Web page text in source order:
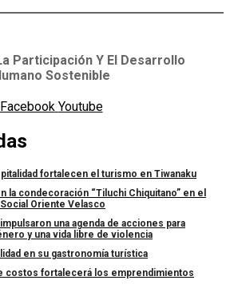
Participación Y El Desarrollo
Sostenible
Facebook Youtube
fortalecen el turismo en Tiwanaku
la condecoración “Tiluchi Chiquitano” en el
Oriente Velasco
una agenda de acciones para
y una vida libre de violencia
en su gastronomía turística
costos fortalecerá los emprendimientos